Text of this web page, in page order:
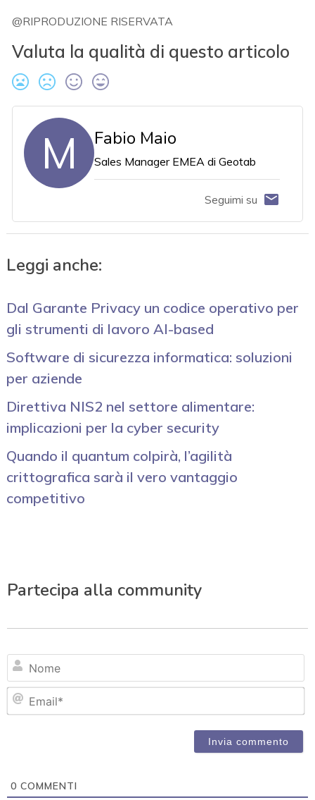
@RIPRODUZIONE RISERVATA
Valuta la qualità di questo articolo
M Fabio Maio
Sales Manager EMEA di Geotab
Seguimi su
Leggi anche:
Dal Garante Privacy un codice operativo per
gli strumenti di lavoro AI-based
Software di sicurezza informatica: soluzioni
per aziende
Direttiva NIS2 nel settore alimentare:
implicazioni per la cyber security
Quando il quantum colpirà, l’agilità
crittografica sarà il vero vantaggio
competitivo
Partecipa alla community
0 COMMENTI